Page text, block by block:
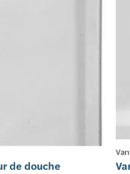
de douche